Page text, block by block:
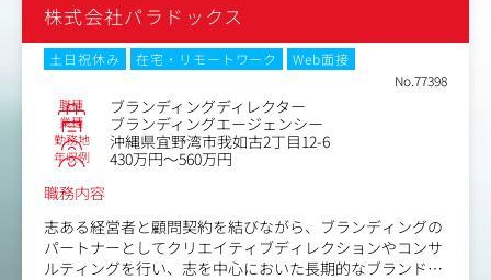
＜クライアントについて＞
オリオンビール、au沖縄セルラー、沖縄明治乳業などの大
手企業、
琉球新報社などの地元企業の他、沖縄県をメインに行政か
らの依頼もあります。
沖縄を中心に観光業界や地域発展にも貢献する広告を作成
しています。
業界はメーカー、通信、エネルギー、飲食、ホテル、不動
産など様々です。
＜同業他社と比較した際の同社の強み＞
一つの広告会社ではなく、クライアントのパートナーとし
株式会社パラドックス
土日祝休み 在宅・リモートワーク
Web面接
No.77398
職種 ブランディングディレクター
業種 ブランディングエージェンシー
勤務地 沖縄県宜野湾市我如古2丁目12-6
年収例
430万円～560万円
職務内容
志ある経営者と顧問契約を結びながら、ブランディングの
パートナーとしてクリエイティブディレクションやコンサ
ルティングを行い、志を中心においた長期的なブランドづ